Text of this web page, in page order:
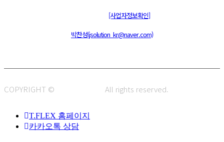
[사업자정보확인]
박찬성(jsolution_kr@naver.com)
COPYRIGHT © All rights reserved.
T.FLEX 홈페이지
카카오톡 상담